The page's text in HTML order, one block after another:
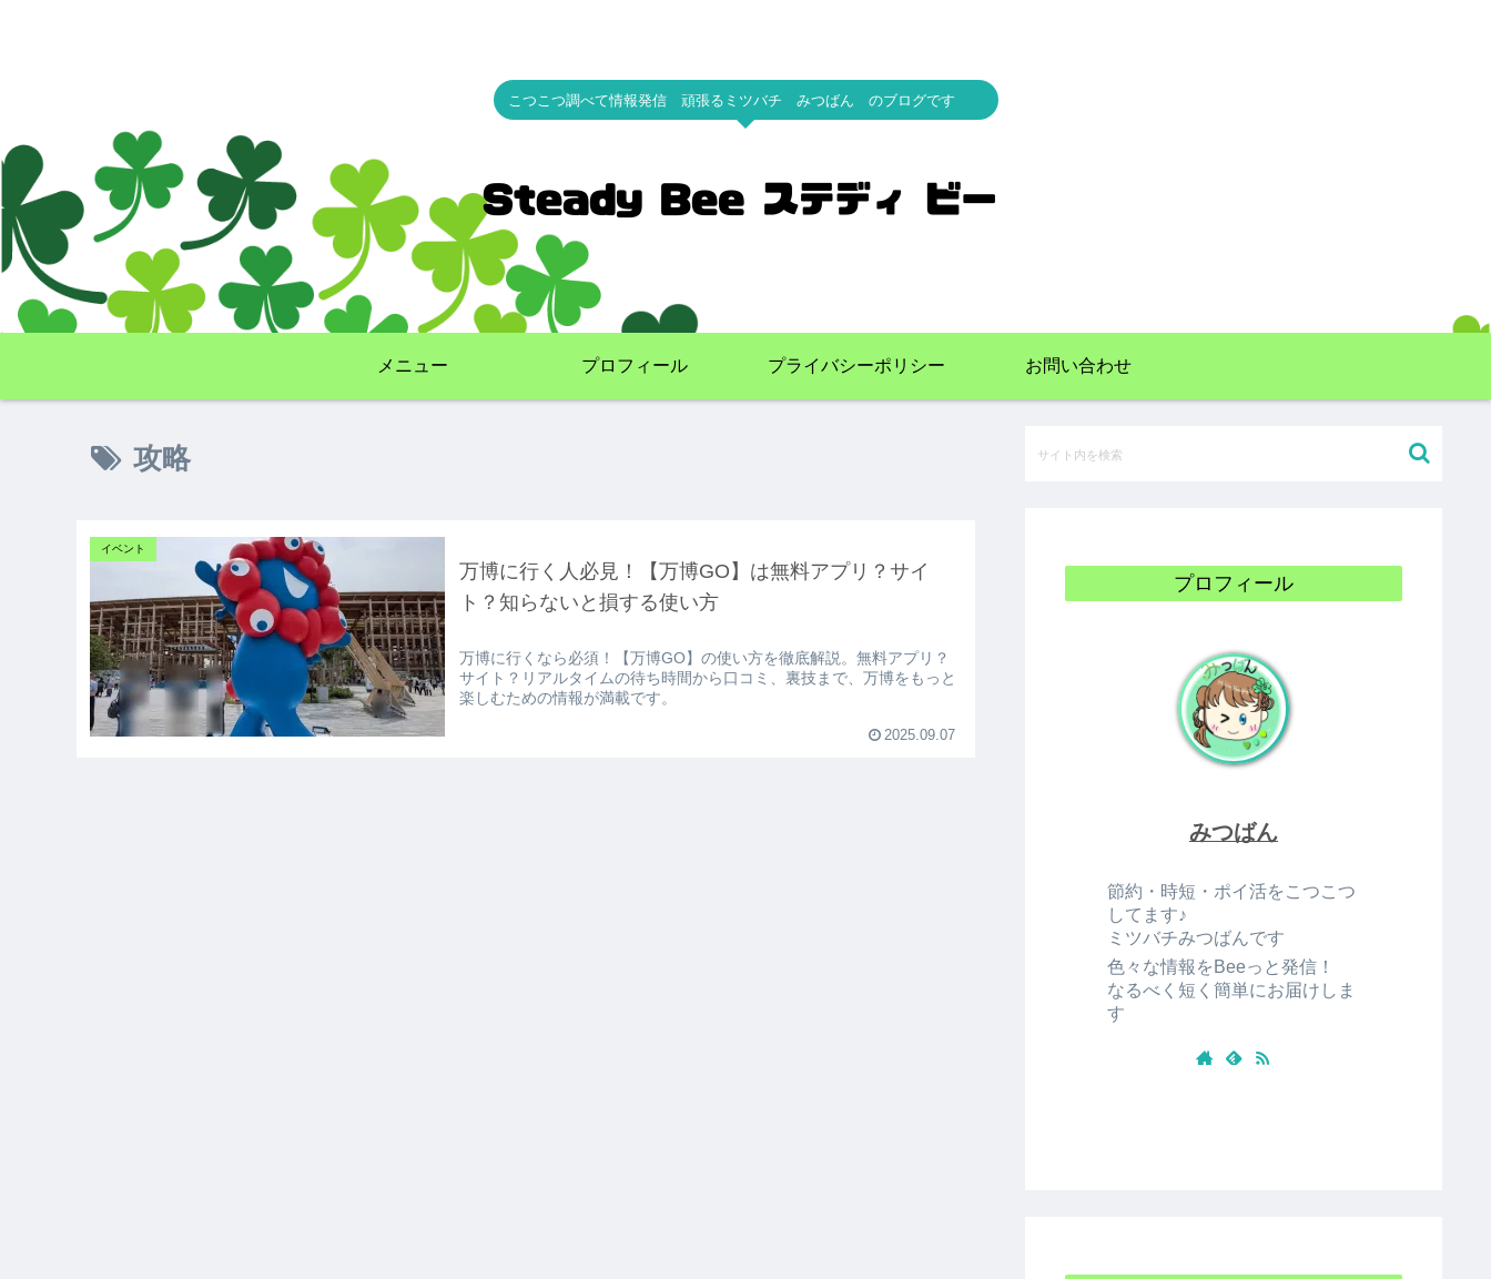
こつこつ調べて情報発信 頑張るミツバチ みつばん のブログです
メニュー プロフィール プライバシーポリシー お問い合わせ
攻略
イベント
万博に行く人必見！【万博GO】は無料アプリ？サイ
ト？知らないと損する使い方
万博に行くなら必須！【万博GO】の使い方を徹底解説。無料アプリ？
サイト？リアルタイムの待ち時間から口コミ、裏技まで、万博をもっと
楽しむための情報が満載です。
2025.09.07
プロフィール
みつばん
節約・時短・ポイ活をこつこつ
してます♪
ミツバチみつばんです
色々な情報をBeeっと発信！
なるべく短く簡単にお届けしま
す